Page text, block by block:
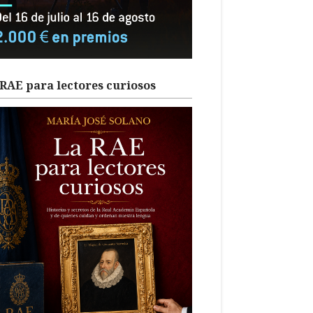
para lectores curiosos